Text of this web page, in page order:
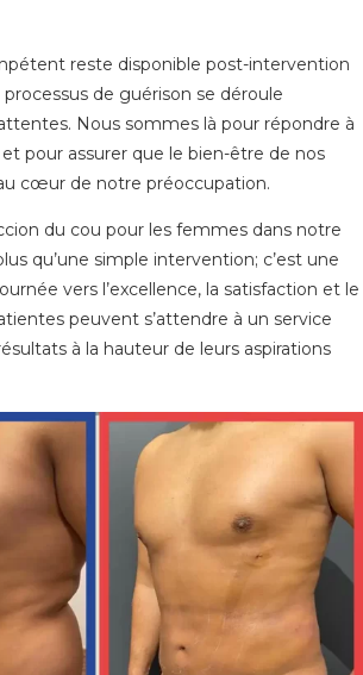
reste disponible post-intervention
processus de guérison se déroule
Nous sommes là pour répondre à
pour assurer que le bien-être de nos
cœur de notre préoccupation.
du cou pour les femmes dans notre
qu’une simple intervention; c’est une
vers l’excellence, la satisfaction et le
peuvent s’attendre à un service
à la hauteur de leurs aspirations